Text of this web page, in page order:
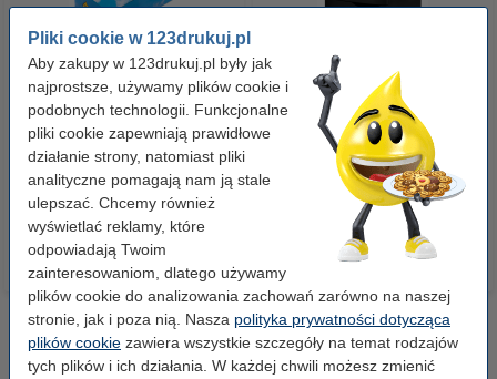
Pliki cookie w 123drukuj.pl
Aby zakupy w 123drukuj.pl były jak
najprostsze, używamy plików cookie i
podobnych technologii. Funkcjonalne
pliki cookie zapewniają prawidłowe
działanie strony, natomiast pliki
analityczne pomagają nam ją stale
ulepszać. Chcemy również
wyświetlać reklamy, które
odpowiadają Twoim
zainteresowaniom, dlatego używamy
plików cookie do analizowania zachowań zarówno na naszej
stronie, jak i poza nią. Nasza polityka prywatności dotycząca
plików cookie zawiera wszystkie szczegóły na temat rodzajów
tych plików i ich działania. W każdej chwili możesz zmienić
Spinacze biurowe 33 mm
okrągłe (100 sztuk), 123drukuj
2,90 zł z VAT
Pojemnik na dokumenty (5
szuflad), 123drukuj
99,00 zł z VAT